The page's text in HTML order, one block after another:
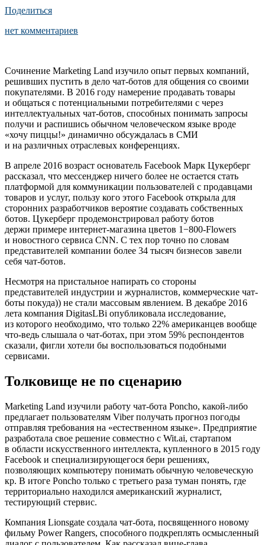
Поделиться
нет комментариев
Сочинение Marketing Land изучило опыт первых компаний,
решивших пустить в дело чат-ботов для общения со своими
покупателями. В 2016 году намерение продавать товары
и общаться с потенциальными потребителями с через
интеллектуальных чат-ботов, способных понимать запросы
получи и распишись обычном человеческом языке вроде
«хочу пиццы!» динамично обсуждалась в СМИ
и на различных отраслевых конференциях.
В апреле 2016 возраст основатель Facebook Марк Цукерберг
рассказал, что мессенджер ничего более не остается стать
платформой для коммуникации пользователей с продавцами
товаров и услуг, пользу кого этого Facebook открыла для
сторонних разработчиков вероятие создавать собственных
ботов. Цукерберг продемонстрировал работу ботов
держи примере интернет-магазина цветов 1−800-Flowers
и новостного сервиса CNN. С тех пор точно по словам
представителей компании более 34 тысяч бизнесов завели
себя чат-ботов.
Несмотря на пристальное напирать со стороны
представителей индустрии и журналистов, коммерческие чат-
боты покуда)) не стали массовым явлением. В декабре 2016
лета компания DigitasLBi опубликовала исследование,
из которого необходимо, что только 22% американцев вообще
что-ведь слышала о чат-ботах, при этом 59% респондентов
сказали, фигли хотели бы воспользоваться подобными
сервисами.
Толковище не по сценарию
Marketing Land изучили работу чат-бота Poncho, какой-либо
предлагает пользователям Viber получать прогноз погоды
отправляя требования на «естественном языке». Предприятие
разработала свое решение совместно с Wit.ai, стартапом
в области искусственного интеллекта, купленного в 2015 году
Facebook и специализирующегося бери решениях,
позволяющих компьютеру понимать обычную человеческую
кр. В итоге Poncho только с третьего раза туман понять, где
территориально находился американский журналист,
тестирующий стервис.
Компания Lionsgate создала чат-бота, посвященного новому
фильму Power Rangers, способного подкреплять осмысленный